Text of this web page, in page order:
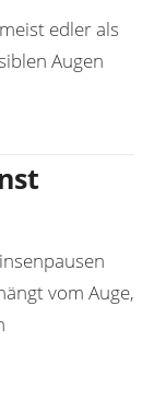
edler als
Augen
vom Auge,